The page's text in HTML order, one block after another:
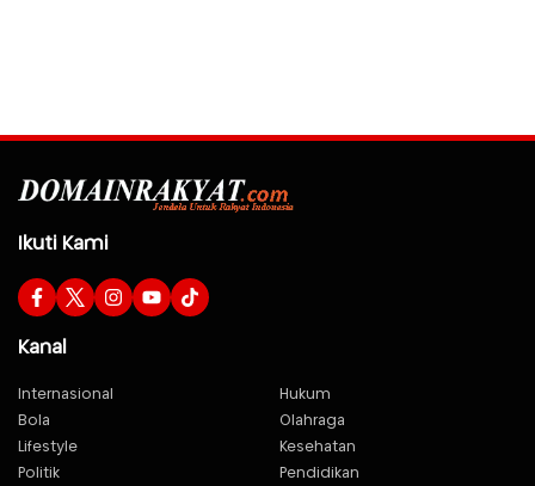
Ikuti Kami
Kanal
Internasional
Hukum
Bola
Olahraga
Lifestyle
Kesehatan
Politik
Pendidikan